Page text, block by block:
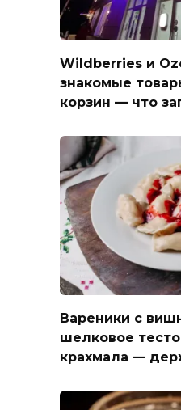
Wildberries и
знакомые
корзин — что
Вареники с
шелковое
крахмала —